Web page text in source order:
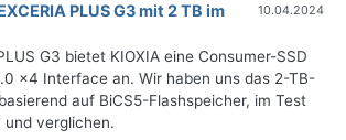
PLUS G3 mit 2 TB im
10.04.2024
G3 bietet KIOXIA eine Consumer-SSD
x4 Interface an. Wir haben uns das 2-TB-
auf BiCS5-Flashspeicher, im Test
und verglichen.